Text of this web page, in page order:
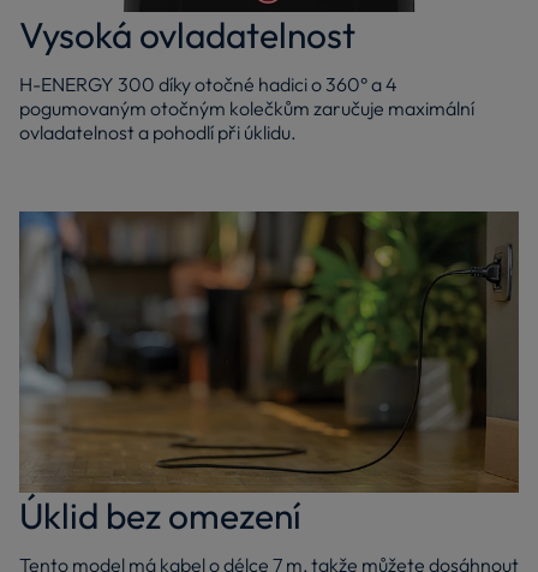
Vysoká ovladatelnost
H-ENERGY 300 díky otočné hadici o 360° a 4
pogumovaným otočným kolečkům zaručuje maximální
ovladatelnost a pohodlí při úklidu.
Úklid bez omezení
Tento model má kabel o délce 7 m, takže můžete dosáhnout